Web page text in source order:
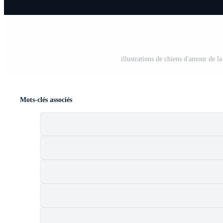
illustrations de chiens d'amour de
Mots-clés associés